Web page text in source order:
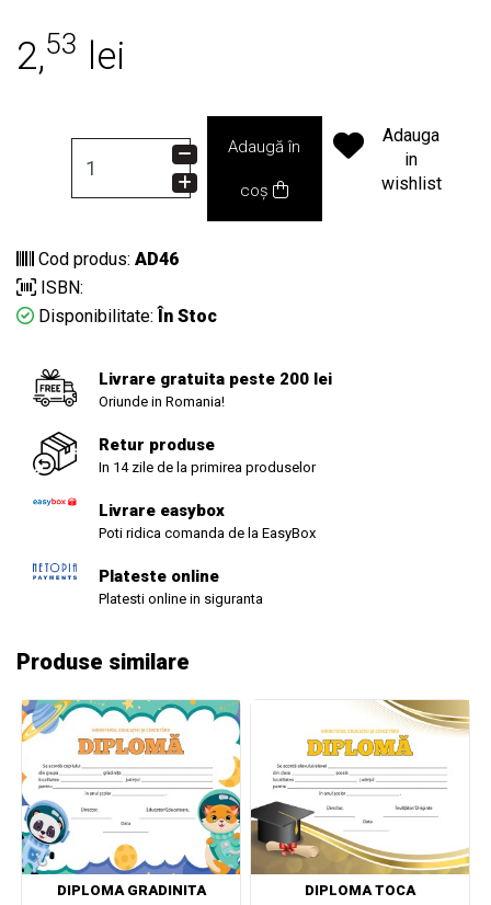
2,53 lei
Adaugă în
coș
Adauga
in
wishlist
Cod produs: AD46
ISBN:
Disponibilitate: În Stoc
Livrare gratuita peste 200 lei
Oriunde in Romania!
Retur produse
In 14 zile de la primirea produselor
Livrare easybox
Poti ridica comanda de la EasyBox
Plateste online
Platesti online in siguranta
Produse similare
DIPLOMA GRADINITA DIPLOMA TOCA